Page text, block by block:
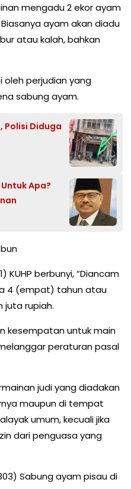
mengadu 2 ekor ayam
ayam akan diadu
atau kalah, bahkan
oleh perjudian yang
sabung ayam.
Polisi Diduga
Apa?
KUHP berbunyi, “Diancam
4 (empat) tahun atau
juta rupiah.
kesempatan untuk main
peraturan pasal
judi yang diadakan
maupun di tempat
umum, kecuali jika
dari penguasa yang
Sabung ayam pisau di